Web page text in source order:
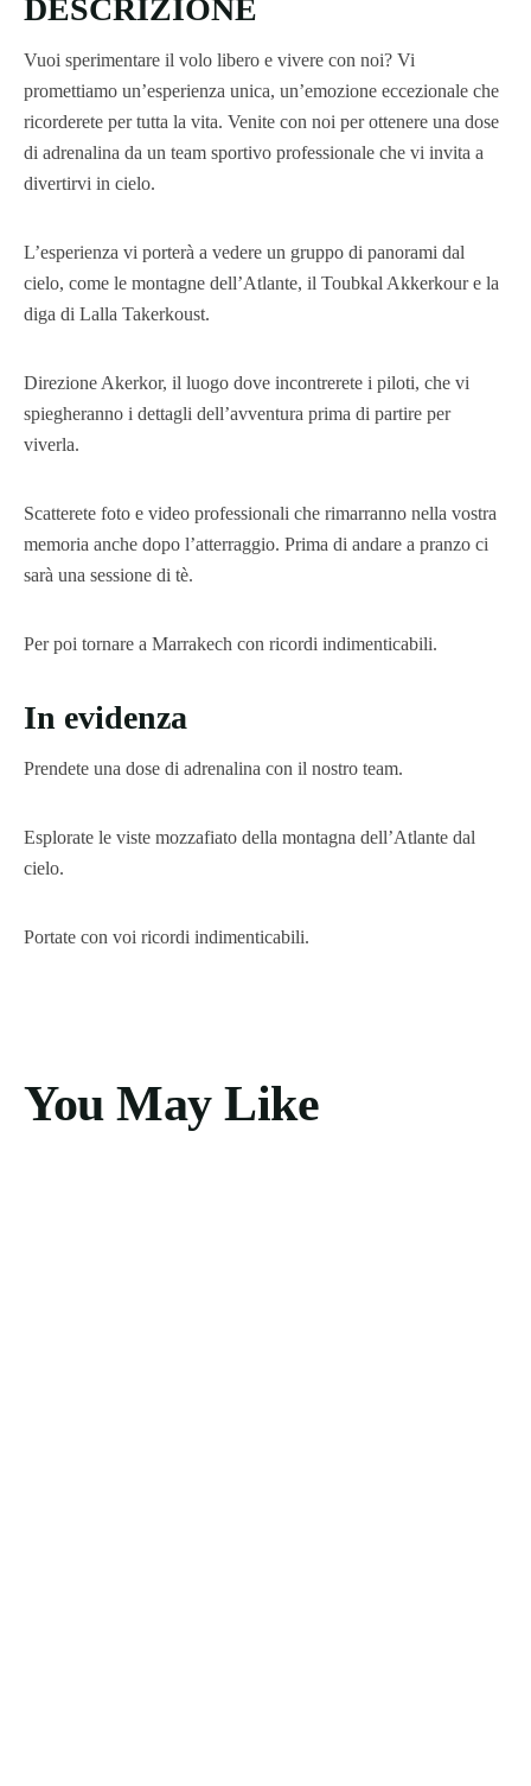
DESCRIZIONE
Vuoi sperimentare il volo libero e vivere con noi? Vi
promettiamo un’esperienza unica, un’emozione eccezionale che
ricorderete per tutta la vita. Venite con noi per ottenere una dose
di adrenalina da un team sportivo professionale che vi invita a
divertirvi in cielo.
L’esperienza vi porterà a vedere un gruppo di panorami dal
cielo, come le montagne dell’Atlante, il Toubkal Akkerkour e la
diga di Lalla Takerkoust.
Direzione Akerkor, il luogo dove incontrerete i piloti, che vi
spiegheranno i dettagli dell’avventura prima di partire per
viverla.
Scatterete foto e video professionali che rimarranno nella vostra
memoria anche dopo l’atterraggio. Prima di andare a pranzo ci
sarà una sessione di tè.
Per poi tornare a Marrakech con ricordi indimenticabili.
In evidenza
Prendete una dose di adrenalina con il nostro team.
Esplorate le viste mozzafiato della montagna dell’Atlante dal
cielo.
Portate con voi ricordi indimenticabili.
You May Like